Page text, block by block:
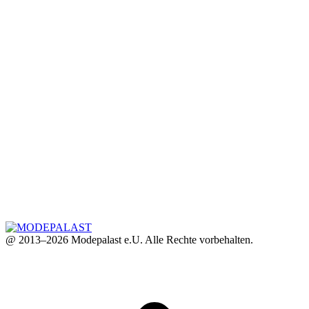
@ 2013–2026 Modepalast e.U. Alle Rechte vorbehalten.